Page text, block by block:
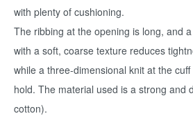
with plenty of cushioning.
The ribbing at the opening is long, and
with a soft, coarse texture reduces
while a three-dimensional knit at the
hold. The material used is a strong and
cotton).